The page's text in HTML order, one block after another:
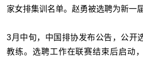
家女排集训名单。赵勇被选聘为新一
3月中旬，中国排协发布公告，公开
教练。选聘工作在联赛结束后启动